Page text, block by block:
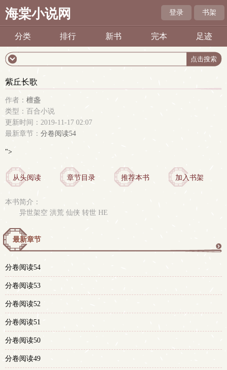
海棠小说网 登录 书架
分类 排行 新书 完本 足迹
紫丘长歌
作者： 檀盏
类型：百合小说
更新时间：2019-11-17 02:07
最新章节： 分卷阅读54
">
从头阅读 章节目录 推荐本书 加入书架
本书简介：
异世架空 洪荒 仙侠 转世 HE
最新章节
分卷阅读54
分卷阅读53
分卷阅读52
分卷阅读51
分卷阅读50
分卷阅读49